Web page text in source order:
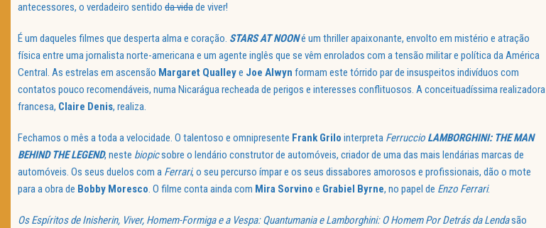
antecessores, o verdadeiro sentido da vidade viver!
É um daqueles filmes que desperta alma e coração. STARS AT NOONé um thriller apaixonante, envolto em mistério e atração
física entre uma jornalista norte-americana e um agente inglês que se vêm enrolados com a tensão militar e política da América
Central. As estrelas em ascensão Margaret Qualleye Joe Alwyn formam este tórrido par de insuspeitos indivíduos com
contatos pouco recomendáveis, numa Nicarágua recheada de perigos e interesses conflituosos. A conceituadíssima realizadora
francesa, Claire Denis, realiza.
Fechamos o mês a toda a velocidade. O talentoso e omnipresente Frank Grilo interpreta Ferruccio LAMBORGHINI: THE MAN
BEHIND THE LEGEND, neste biopicsobre o lendário construtor de automóveis, criador de uma das mais lendárias marcas de
automóveis. Os seus duelos com a Ferrari, o seu percurso ímpar e os seus dissabores amorosos e profissionais, dão o mote
para a obra de Bobby Moresco. O filme conta ainda com Mira Sorvino e Grabiel Byrne, no papel de Enzo Ferrari.
Os Espíritos de Inisherin, Viver, Homem-Formiga e a Vespa: Quantumania e Lamborghini: O Homem Por Detrás da Lendasão